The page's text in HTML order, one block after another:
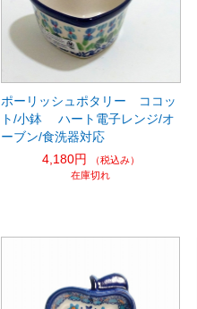
ポーリッシュポタリー ココッ
ト/小鉢 ハート電子レンジ/オ
ーブン/食洗器対応
4,180円
（税込み）
在庫切れ